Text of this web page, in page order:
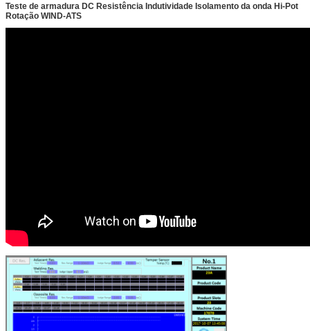
Teste de armadura DC Resistência Indutividade Isolamento da onda Hi-Pot
Rotação WIND-ATS